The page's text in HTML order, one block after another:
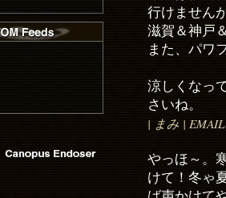
行けません
滋賀＆神戸
また、パワ
涼しくなっ
さいね。
| まみ |
やっほ～。
けて！冬ゃ